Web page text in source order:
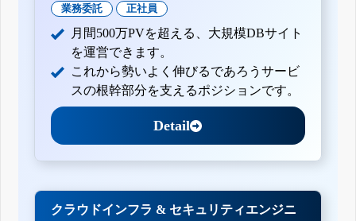
業務委託 正社員
月間500万PVを超える、大規模DBサイト
を運営できます。
これから勢いよく伸びるであろうサービ
スの根幹部分を支えるポジションです。
Detail
クラウドインフラ & セキュリティエンジニ